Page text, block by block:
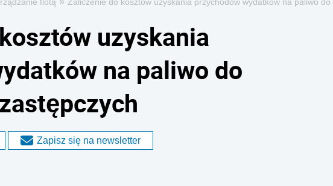
uzyskania
na paliwo do
Zapisz się na newsletter